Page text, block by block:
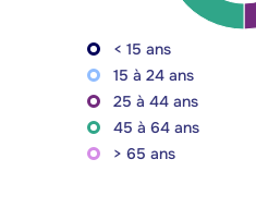
< 15 ans
15 à 24 ans
25 à 44 ans
45 à 64 ans
> 65 ans